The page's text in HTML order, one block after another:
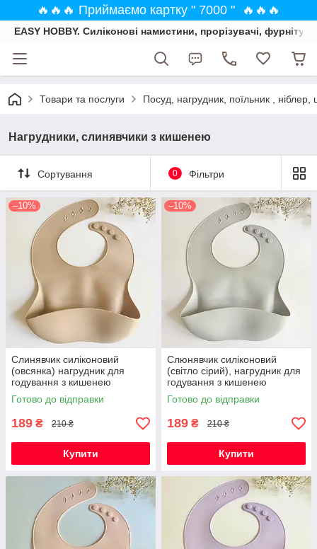
🔥🔥🔥 Приймаємо картку " 7000 " 🔥🔥🔥
EASY HOBBY. Силіконові намистини, прорізувачі,
Товари та послуги Посуд, нагрудник, поїльник , ніблер,
Нагрудники, слинявчики з кишенею
Сортування 0 Фільтри
–10%
Слинявчик силіконовий
(овсянка) нагрудник для
годування з кишенею
Готово до відправки
189 ₴ 210 ₴
Купити
–10%
Слюнявчик силіконовий
(світло сірий), нагрудник для
годування з кишенею
Готово до відправки
189 ₴ 210 ₴
Купити